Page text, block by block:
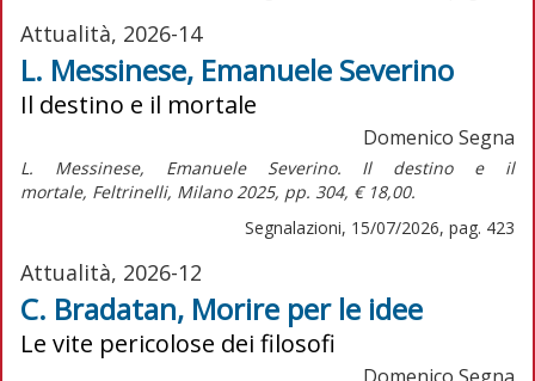
Attualità, 2026-14
L. Messinese, Emanuele Severino
Il destino e il mortale
Domenico Segna
L. Messinese, Emanuele Severino. Il destino e il
mortale, Feltrinelli, Milano 2025, pp. 304, € 18,00.
Segnalazioni, 15/07/2026, pag. 423
Attualità, 2026-12
C. Bradatan, Morire per le idee
Le vite pericolose dei filosofi